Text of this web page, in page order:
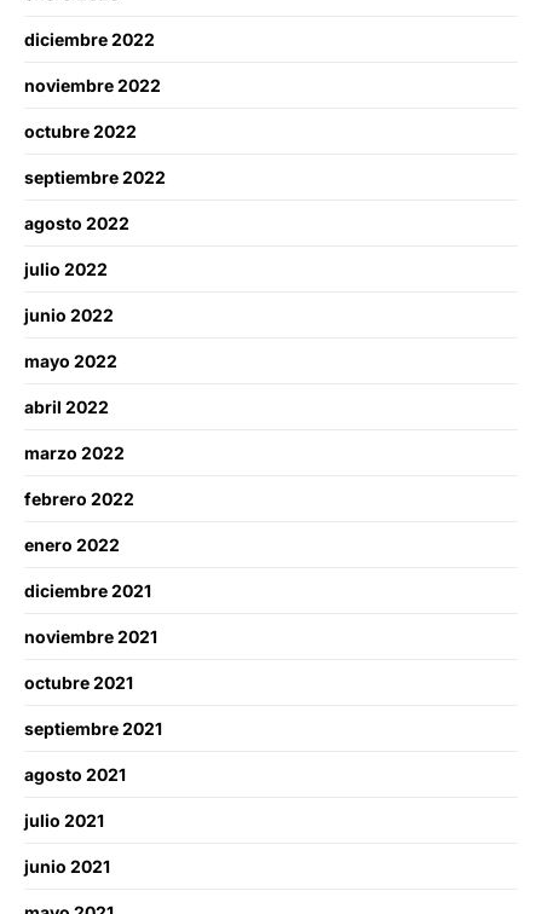
diciembre 2022
noviembre 2022
octubre 2022
septiembre 2022
agosto 2022
julio 2022
junio 2022
mayo 2022
abril 2022
marzo 2022
febrero 2022
enero 2022
diciembre 2021
noviembre 2021
octubre 2021
septiembre 2021
agosto 2021
julio 2021
junio 2021